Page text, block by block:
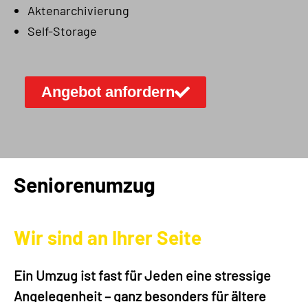
Aktenarchivierung
Self-Storage
Angebot anfordern
Seniorenumzug
Wir sind an Ihrer Seite
Ein Umzug ist fast für Jeden eine stressige
Angelegenheit – ganz besonders für ältere